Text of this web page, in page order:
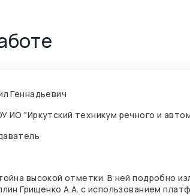
Геннадьевич
ИО "Иркутский техникум речного и
высокой отметки. В ней подробно
Грищенко А.А. с использованием